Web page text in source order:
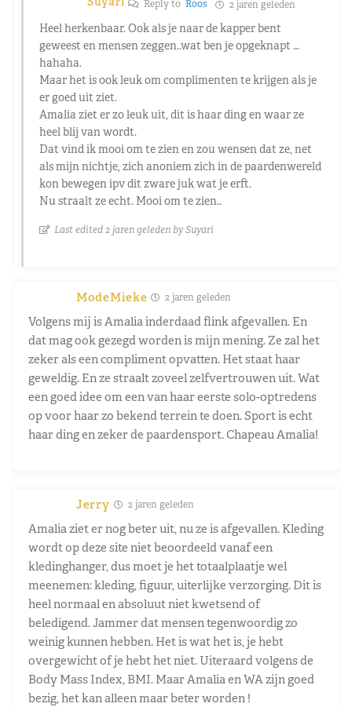
Reply toRoos 2 jaren geleden
Heel herkenbaar. Ook als je naar de kapper bent
geweest en mensen zeggen..wat ben je opgeknapt …
hahaha.
Maar het is ook leuk om complimenten te krijgen als je
er goed uit ziet.
Amalia ziet er zo leuk uit, dit is haar ding en waar ze
heel blij van wordt.
Dat vind ik mooi om te zien en zou wensen dat ze, net
als mijn nichtje, zich anoniem zich in de paardenwereld
kon bewegen ipv dit zware juk wat je erft.
Nu straalt ze echt. Mooi om te zien..
Last edited 2 jaren geleden by Suyari
ModeMieke 2 jaren geleden
Volgens mij is Amalia inderdaad flink afgevallen. En
dat mag ook gezegd worden is mijn mening. Ze zal het
zeker als een compliment opvatten. Het staat haar
geweldig. En ze straalt zoveel zelfvertrouwen uit. Wat
een goed idee om een van haar eerste solo-optredens
op voor haar zo bekend terrein te doen. Sport is echt
haar ding en zeker de paardensport. Chapeau Amalia!
Jerry 2 jaren geleden
Amalia ziet er nog beter uit, nu ze is afgevallen. Kleding
wordt op deze site niet beoordeeld vanaf een
kledinghanger, dus moet je het totaalplaatje wel
meenemen: kleding, figuur, uiterlijke verzorging. Dit is
heel normaal en absoluut niet kwetsend of
beledigend. Jammer dat mensen tegenwoordig zo
weinig kunnen hebben. Het is wat het is, je hebt
overgewicht of je hebt het niet. Uiteraard volgens de
Body Mass Index, BMI. Maar Amalia en WA zijn goed
bezig, het kan alleen maar beter worden !